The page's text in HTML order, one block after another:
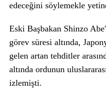
edeceğini söylemekle
Eski Başbakan Shinzo
görev süresi altında,
gelen artan tehditler
altında ordunun
izlemişti.